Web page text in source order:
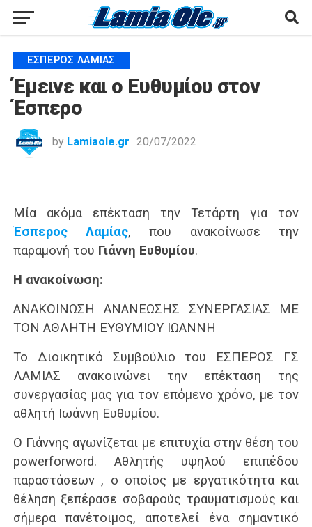
ΈΣΠΕΡΟΣ ΛΑΜΊΑΣ
Έμεινε και ο Ευθυμίου στον
Έσπερο
by Lamiaole.gr 20/07/2022
Μία ακόμα επέκταση την Τετάρτη για τον
Έσπερος Λαμίας, που ανακοίνωσε την
παραμονή του Γιάννη Ευθυμίου.
Η ανακοίνωση:
ΑΝΑΚΟΙΝΩΣΗ ΑΝΑΝΕΩΣΗΣ ΣΥΝΕΡΓΑΣΙΑΣ ΜΕ
ΤΟΝ ΑΘΛΗΤΗ ΕΥΘΥΜΙΟΥ ΙΩΑΝΝΗ
Το Διοικητικό Συμβούλιο του ΕΣΠΕΡΟΣ ΓΣ
ΛΑΜΙΑΣ ανακοινώνει την επέκταση της
συνεργασίας μας για τον επόμενο χρόνο, με τον
αθλητή Ιωάννη Ευθυμίου.
Ο Γιάννης αγωνίζεται με επιτυχία στην θέση του
powerforword. Αθλητής υψηλού επιπέδου
παραστάσεων , ο οποίος με εργατικότητα και
θέληση ξεπέρασε σοβαρούς τραυματισμούς και
σήμερα πανέτοιμος, αποτελεί ένα σημαντικό